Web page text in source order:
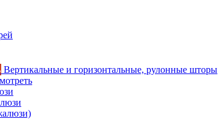
Вертикальные и горизонтальные, рулонные шторы